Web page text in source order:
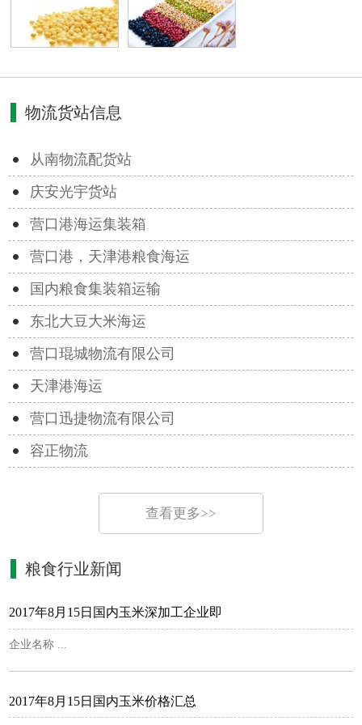
物流货站信息
从南物流配货站
庆安光宇货站
营口港海运集装箱
营口港，天津港粮食海运
国内粮食集装箱运输
东北大豆大米海运
营口琨城物流有限公司
天津港海运
营口迅捷物流有限公司
容正物流
查看更多>>
粮食行业新闻
2017年8月15日国内玉米深加工企业即
企业名称 ...
2017年8月15日国内玉米价格汇总